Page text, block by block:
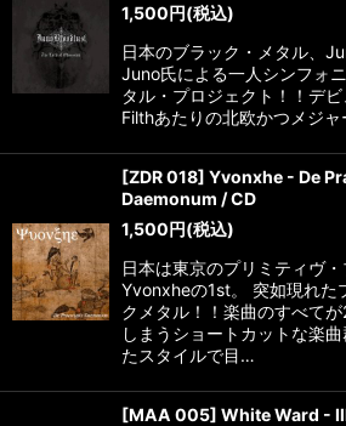
1,500円(税込)
日本のブラック・メタル、
Juno氏による一人シンフォ
タル・プロジェクト！！デ
Filthあたりの北欧かつメジ
[ZDR 018] Yvonxhe - De
Daemonum / CD
1,500円(税込)
日本は東京のプリミティヴ・
Yvonxheの1st。 突如現れた
クメタル！！楽曲のすべて
しまうショートカットな楽
たスタイルで目…
[MAA 005] White Ward -